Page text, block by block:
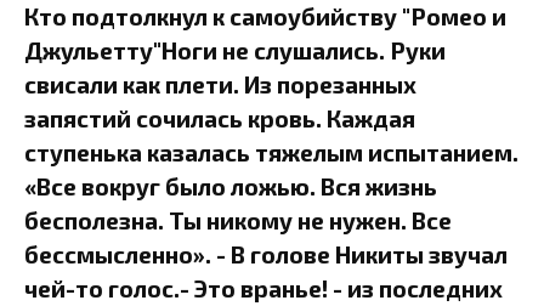
Кто подтолкнул к самоубийству "Ромео и
Джульетту"Ноги не слушались. Руки
свисали как плети. Из порезанных
запястий сочилась кровь. Каждая
ступенька казалась тяжелым испытанием.
«Все вокруг было ложью. Вся жизнь
бесполезна. Ты никому не нужен. Все
бессмысленно». - В голове Никиты звучал
чей-то голос.- Это вранье! - из последних